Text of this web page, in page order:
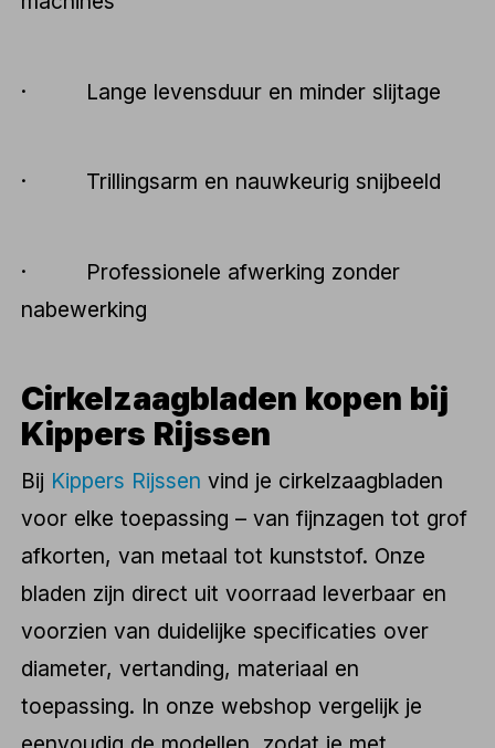
· Lange levensduur en minder slijtage
· Trillingsarm en nauwkeurig snijbeeld
· Professionele afwerking zonder
nabewerking
Cirkelzaagbladen kopen bij
Kippers Rijssen
Bij Kippers Rijssen vind je cirkelzaagbladen
voor elke toepassing – van fijnzagen tot grof
afkorten, van metaal tot kunststof. Onze
bladen zijn direct uit voorraad leverbaar en
voorzien van duidelijke specificaties over
diameter, vertanding, materiaal en
toepassing. In onze webshop vergelijk je